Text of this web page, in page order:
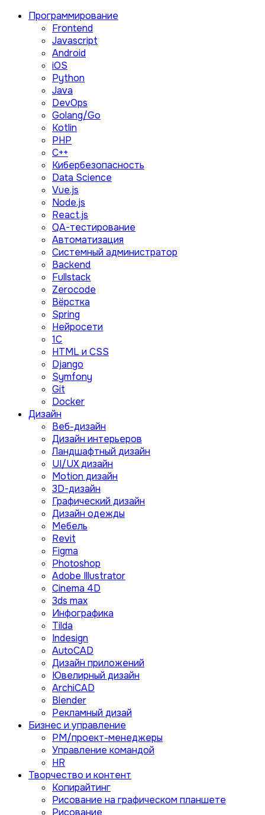
Программирование
Frontend
Javascript
Android
iOS
Python
Java
DevOps
Golang/Go
Kotlin
PHP
C++
Кибербезопасность
Data Science
Vue.js
Node.js
React.js
QA-тестирование
Автоматизация
Системный администратор
Backend
Fullstack
Zerocode
Вёрстка
Spring
Нейросети
1C
HTML и CSS
Django
Symfony
Git
Docker
Дизайн
Веб-дизайн
Дизайн интерьеров
Ландшафтный дизайн
UI/UX дизайн
Motion дизайн
3D-дизайн
Графический дизайн
Дизайн одежды
Мебель
Revit
Figma
Photoshop
Adobe Illustrator
Сinema 4D
3ds max
Инфографика
Tilda
Indesign
AutoCAD
Дизайн приложений
Ювелирный дизайн
ArchiCAD
Blender
Рекламный дизай
Бизнес и управление
PM/проект-менеджеры
Управление командой
HR
Творчество и контент
Копирайтинг
Рисование на графическом планшете
Рисование